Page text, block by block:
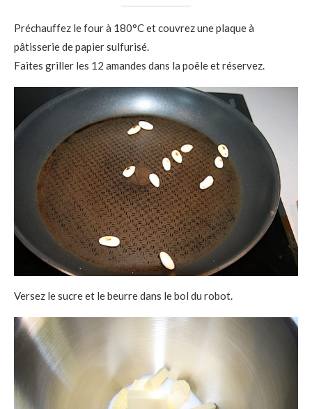
Préchauffez le four à 180°C et couvrez une plaque à
pâtisserie de papier sulfurisé.
Faites griller les 12 amandes dans la poêle et réservez.
Versez le sucre et le beurre dans le bol du robot.